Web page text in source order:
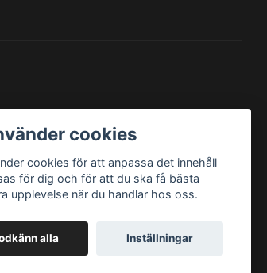
cookies
cookies för att anpassa det innehåll
för dig och för att du ska få bästa
upplevelse när du handlar hos oss.
alla Inställningar